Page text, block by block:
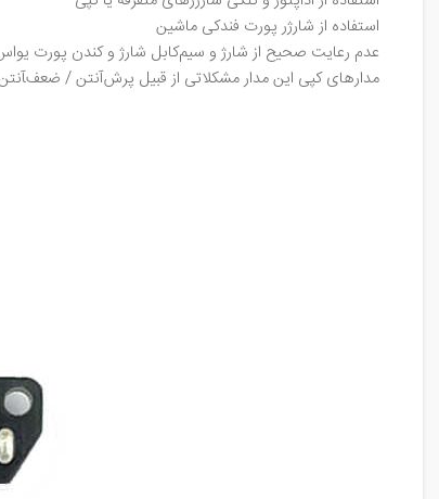
استفاده از شارژر پورت فندکی ماشین
عدم رعایت صحیح از شارژ و سیم‌کابل شارژ و کندن پورت
مدار‌های کپی این مدار مشکلاتی از قبیل پرش‌آنتن /